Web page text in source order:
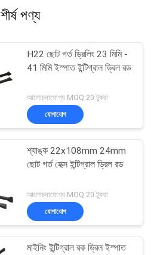
শীর্ষ পণ্য
H22 ছোট গর্ত ড্রিলিং 23 মিমি -
41 মিমি ইস্পাত ইন্টিগ্রাল ড্রিল রড
আলোচনাযোগ্য MOQ:20 টুকরা
যোগাযোগ
শ্যাঙ্ক 22x108mm 24mm
ছোট গর্ত হেক্স ইন্টিগ্রাল ড্রিল রড
আলোচনাযোগ্য MOQ:20 টুকরা
যোগাযোগ
মাইনিং ইন্টিগ্রাল রক ড্রিল ইস্পাত